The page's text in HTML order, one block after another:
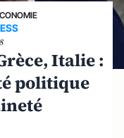
Italie :
politique